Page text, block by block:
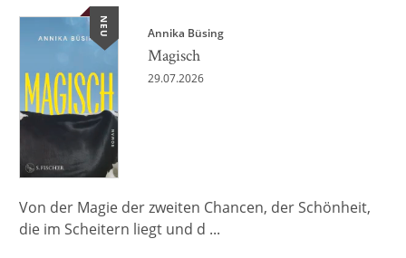
NEU Annika Büsing
Magisch
29.07.2026
Von der Magie der zweiten Chancen, der Schönheit,
die im Scheitern liegt und d ...